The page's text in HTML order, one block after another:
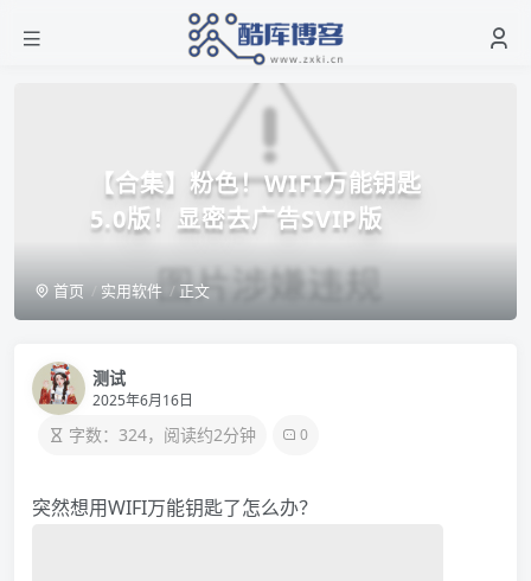
【合集】粉色！WIFI万能钥匙
5.0版！显密去广告SVIP版
首页 实用软件 正文
测试
2025年6月16日
字数：324，阅读约2分钟 0
突然想用WIFI万能钥匙了怎么办？